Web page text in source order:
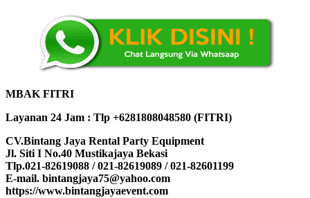
MBAK FITRI
Layanan 24 Jam : Tlp +6281808048580 (FITRI)
CV.Bintang Jaya Rental Party Equipment
Jl. Siti I No.40 Mustikajaya Bekasi
Tlp.021-82619088 / 021-82619089 / 021-82601199
E-mail. bintangjaya75@yahoo.com
https://www.bintangjayaevent.com